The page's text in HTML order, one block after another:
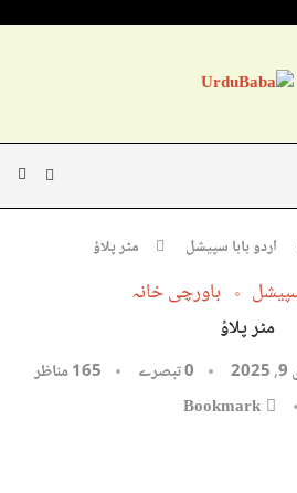
اردو بابا سپیشل مٹر پلاؤ
باورچی خانہ
مٹر پلاؤ
0 تبصرے 165مناظر
Bookmark